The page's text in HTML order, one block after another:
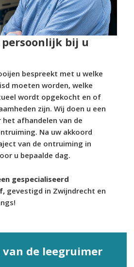
bij u
bespreekt met u welke
moeten worden, welke
wordt opgekocht en of
zijn. Wij doen u een
afhandelen van de
Na uw akkoord
van de ontruiming in
u bepaalde dag.
gespecialiseerd
gevestigd in Zwijndrecht en
van de leegruimer